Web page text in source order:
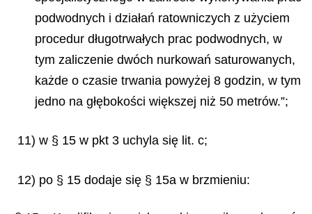
podwodnych i działań ratowniczych z użyciem
procedur długotrwałych prac podwodnych, w
tym zaliczenie dwóch nurkowań saturowanych,
każde o czasie trwania powyżej 8 godzin, w tym
jedno na głębokości większej niż 50 metrów.”;
11) w § 15 w pkt 3 uchyla się lit. c;
12) po § 15 dodaje się § 15a w brzmieniu: